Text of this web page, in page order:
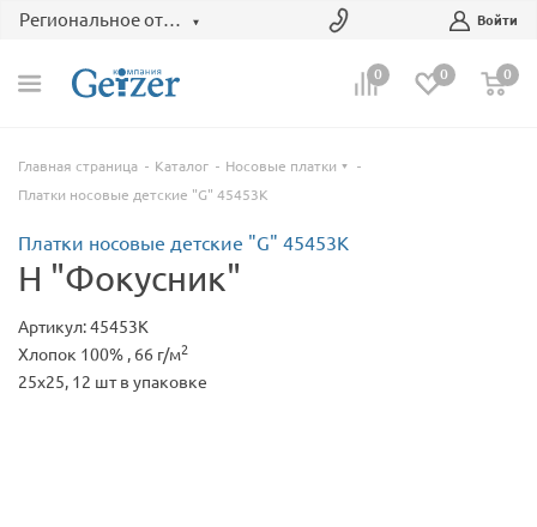
Региональное отделение Войти
0 0 0
Главная страница Каталог
Носовые платки
Платки носовые детские "G" 45453К
Платки носовые детские "G" 45453К
H "Фокусник"
Артикул: 45453К
Хлопок 100% , 66 г/м2
25x25, 12 шт в упаковке